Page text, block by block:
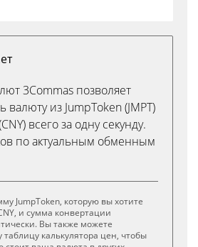
3Commas позволяет
валюту из JumpToken (JMPT)
всего за одну секунду.
по актуальным обменным
JumpToken, которую вы хотите
и сумма конвертации
Вы также можете
калькулятора цен, чтобы